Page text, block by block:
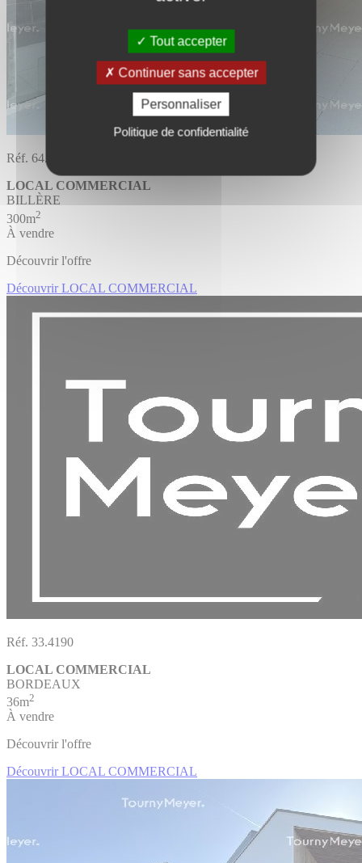
Tout accepter
Continuer sans accepter
Personnaliser
Politique de confidentialité
Réf. 64.1517
LOCAL COMMERCIAL
BILLÈRE
300m2
À vendre
Découvrir l'offre
Découvrir LOCAL COMMERCIAL
Réf. 33.4190
LOCAL COMMERCIAL
BORDEAUX
36m2
À vendre
Découvrir l'offre
Découvrir LOCAL COMMERCIAL